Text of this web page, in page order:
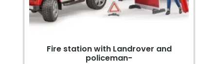
Fire station with Landrover and
policeman-